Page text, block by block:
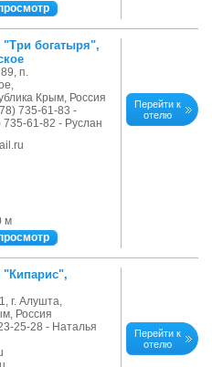
"Три богатыря",
п.
Крым, Россия
735-61-83 -
61-82 - Руслан
м
Перейти к
отелю
"Кипарис",
г. Алушта,
Россия
25-28 - Наталья
Перейти к
отелю